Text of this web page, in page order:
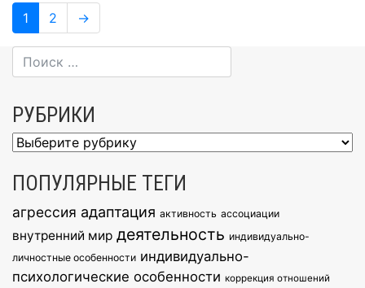
Навигация
по
записям
Page
1 Page
2 →
РУБРИКИ
Рубрики
ПОПУЛЯРНЫЕ ТЕГИ
агрессия адаптация активность ассоциации
внутренний мир деятельность индивидуально-
личностные особенности индивидуально-
психологические особенности коррекция отношений